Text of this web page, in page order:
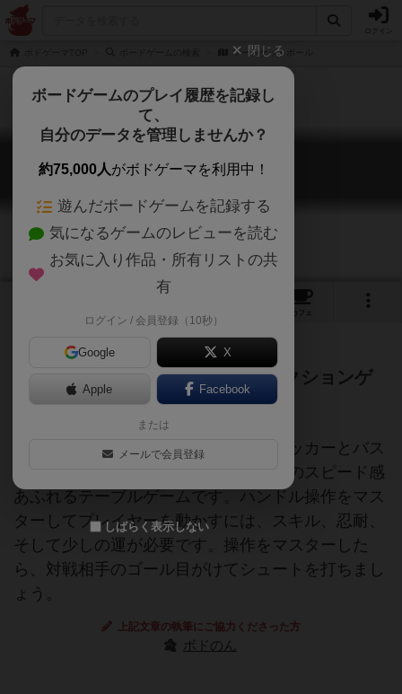
フースケットボール
フースケットボール
Foosketball
カフェ
バスケットシュートが味わえるアクションゲ
ーム。
フースケットボールは、テーブル・サッカーとバス
ケットボールを融合した、直接対決型のスピード感
あふれるテーブルゲームです。ハンドル操作をマス
ターしてプレイヤーを動かすには、スキル、忍耐、
そして少しの運が必要です。操作をマスターした
ら、対戦相手のゴール目がけてシュートを打ちまし
ょう。
上記文章の執筆にご協力くださった方
ボドのん
閉じる
ボードゲームのプレイ履歴を記録し
て、
自分のデータを管理しませんか？
約75,000人がボドゲーマを利用中！
遊んだボードゲームを記録する
気になるゲームのレビューを読む
お気に入り作品・所有リストの共
有
ログイン / 会員登録（10秒）
Google X
Apple Facebook
または
メールで会員登録
しばらく表示しない